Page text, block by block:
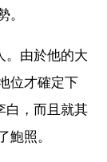
。
。由於他的大
位才確定下
白，而且就其
鮑照。